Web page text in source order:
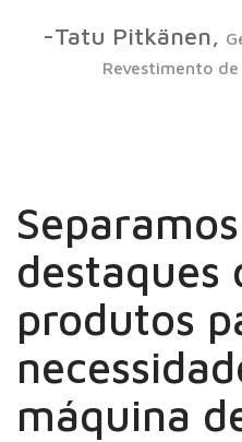
-Tatu Pitkänen,
Revestimento
destaques
produtos
máquina